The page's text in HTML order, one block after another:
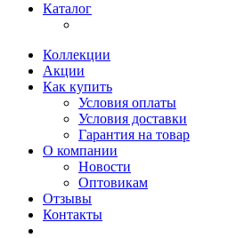
Каталог
Коллекции
Акции
Как купить
Условия оплаты
Условия доставки
Гарантия на товар
О компании
Новости
Оптовикам
Отзывы
Контакты